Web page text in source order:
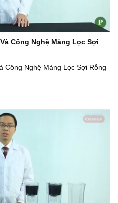
Công Nghệ Màng Lọc Sợi
Công Nghệ Màng Lọc Sợi Rỗng